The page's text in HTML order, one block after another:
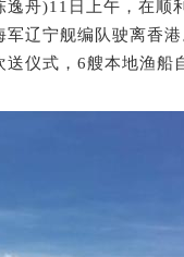
舟)11日上午，在顺
辽宁舰编队驶离香
仪式，6艘本地渔船